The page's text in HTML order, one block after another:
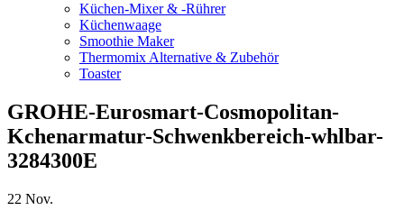
Küchen-Mixer & -Rührer
Küchenwaage
Smoothie Maker
Thermomix Alternative & Zubehör
Toaster
GROHE-Eurosmart-Cosmopolitan-
Kchenarmatur-Schwenkbereich-whlbar-
3284300E
22 Nov.